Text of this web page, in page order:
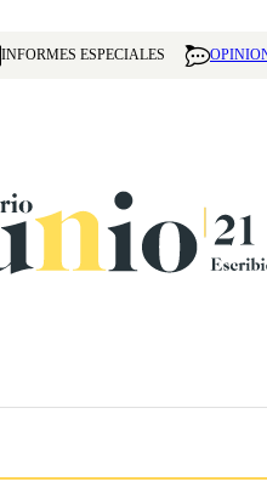
INFORMES ESPECIALES